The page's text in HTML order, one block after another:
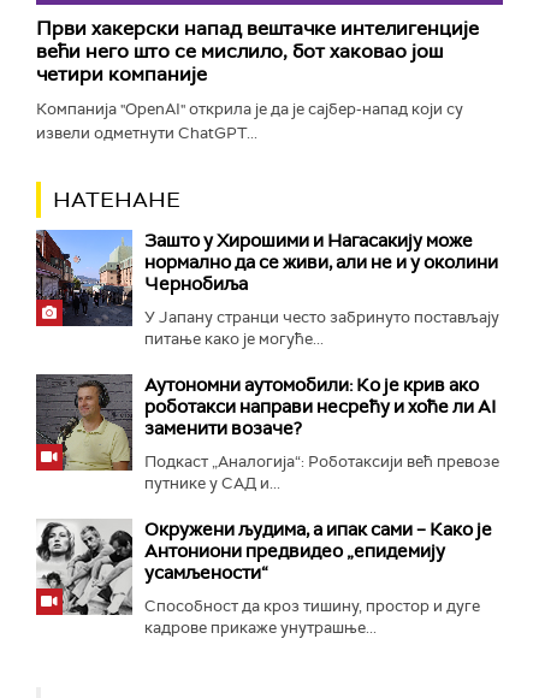
Први хакерски напад вештачке интелигенције
већи него што се мислило, бот хаковао још
четири компаније
Компанија "OpenAI" открила је да је сајбер-напад који су
извели одметнути ChatGPT...
НАТЕНАНЕ
Зашто у Хирошими и Нагасакију може
нормално да се живи, али не и у околини
Чернобиља
У Јапану странци често забринуто постављају
питање како је могуће...
Аутономни аутомобили: Ко је крив ако
роботакси направи несрећу и хоће ли AI
заменити возаче?
Подкаст „Аналогија“: Роботаксији већ превозе
путнике у САД и...
Окружени људима, а ипак сами – Како је
Антониони предвидео „епидемију
усамљености“
Способност да кроз тишину, простор и дуге
кадрове прикаже унутрашње...